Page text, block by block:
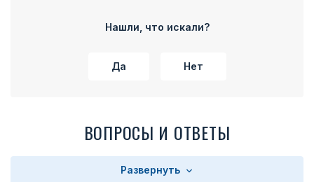
Нашли, что искали?
Да Нет
ВОПРОСЫ И ОТВЕТЫ
Развернуть